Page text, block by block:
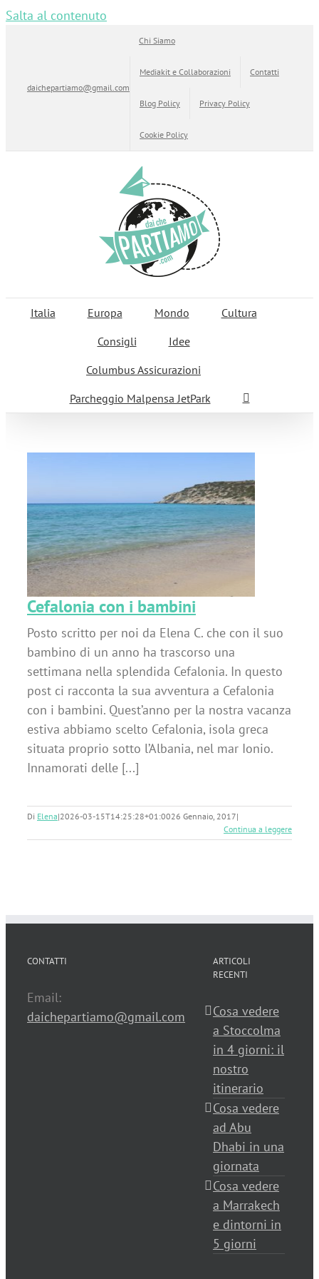
Salta al contenuto
daichepartiamo@gmail.com
Chi Siamo
Mediakit e Collaborazioni Contatti
Blog Policy Privacy Policy
Cookie Policy
Italia Europa Mondo
Cultura
Consigli
Idee
Columbus Assicurazioni
Parcheggio Malpensa JetPark
Cefalonia con i bambini
Posto scritto per noi da Elena C. che con il suo
bambino di un anno ha trascorso una
settimana nella splendida Cefalonia. In questo
post ci racconta la sua avventura a Cefalonia
con i bambini. Quest’anno per la nostra vacanza
estiva abbiamo scelto Cefalonia, isola greca
situata proprio sotto l’Albania, nel mar Ionio.
Innamorati delle [...]
Di Elena|2026-03-15T14:25:28+01:0026 Gennaio, 2017|
Continua a leggere
CONTATTI
Email:
daichepartiamo@gmail.com
ARTICOLI
RECENTI
Cosa vedere
a Stoccolma
in 4 giorni: il
nostro
itinerario
Cosa vedere
ad Abu
Dhabi in una
giornata
Cosa vedere
a Marrakech
e dintorni in
5 giorni